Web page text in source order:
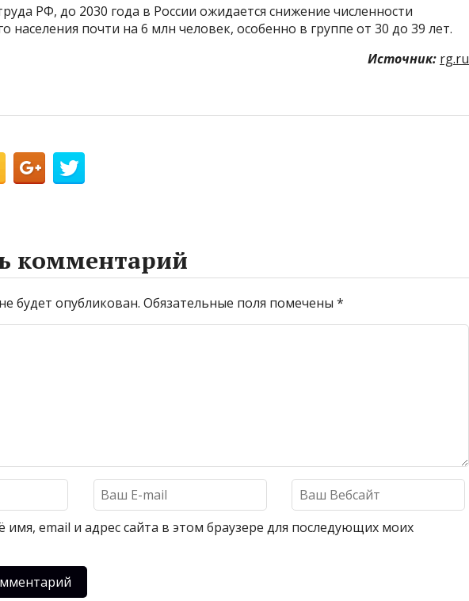
РФ, до 2030 года в России ожидается снижение численности
населения почти на 6 млн человек, особенно в группе от 30 до 39 лет.
Источник: rg.ru
комментарий
будет опубликован. Обязательные поля помечены *
имя, email и адрес сайта в этом браузере для последующих моих